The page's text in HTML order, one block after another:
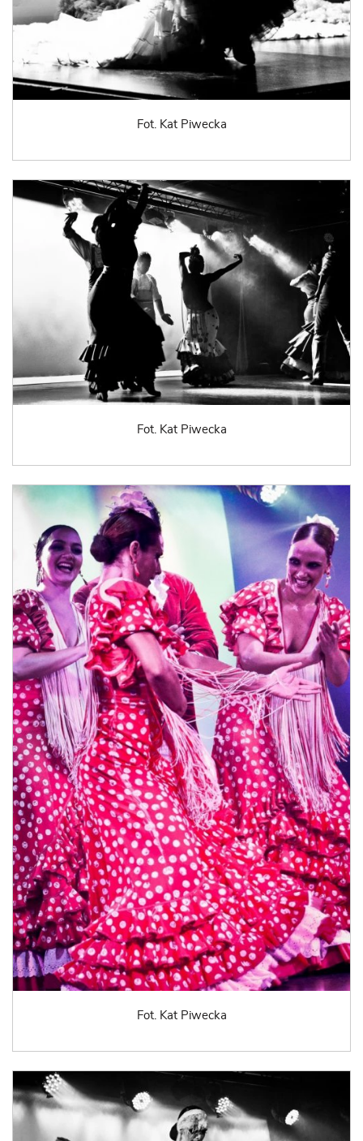
Fot. Kat Piwecka
Fot. Kat Piwecka
Fot. Kat Piwecka